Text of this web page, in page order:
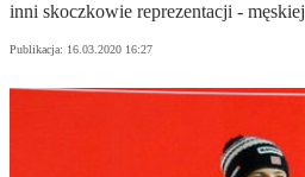
inni skoczkowie reprezentacji -
Publikacja: 16.03.2020 16:27